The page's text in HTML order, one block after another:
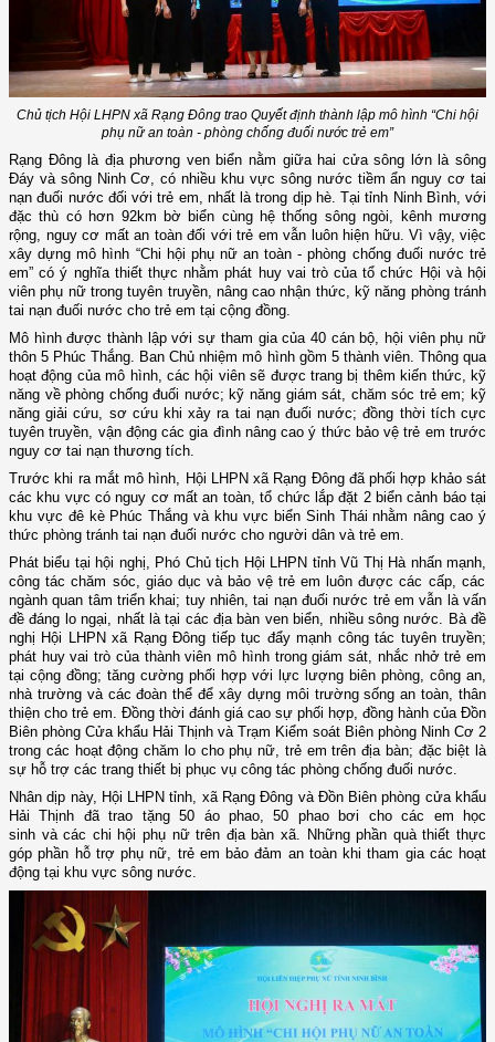
Chủ tịch Hội LHPN xã Rạng Đông trao Quyết định thành lập mô hình “Chi hội
phụ nữ an toàn - phòng chống đuối nước trẻ em”
Rạng Đông là địa phương ven biển nằm giữa hai cửa sông lớn là sông
Đáy và sông Ninh Cơ, có nhiều khu vực sông nước tiềm ẩn nguy cơ tai
nạn đuối nước đối với trẻ em, nhất là trong dịp hè. Tại tỉnh Ninh Bình, với
đặc thù có hơn 92km bờ biển cùng hệ thống sông ngòi, kênh mương
rộng, nguy cơ mất an toàn đối với trẻ em vẫn luôn hiện hữu. Vì vậy, việc
xây dựng mô hình “Chi hội phụ nữ an toàn - phòng chống đuối nước trẻ
em” có ý nghĩa thiết thực nhằm phát huy vai trò của tổ chức Hội và hội
viên phụ nữ trong tuyên truyền, nâng cao nhận thức, kỹ năng phòng tránh
tai nạn đuối nước cho trẻ em tại cộng đồng.
Mô hình được thành lập với sự tham gia của 40 cán bộ, hội viên phụ nữ
thôn 5 Phúc Thắng. Ban Chủ nhiệm mô hình gồm 5 thành viên. Thông qua
hoạt động của mô hình, các hội viên sẽ được trang bị thêm kiến thức, kỹ
năng về phòng chống đuối nước; kỹ năng giám sát, chăm sóc trẻ em; kỹ
năng giải cứu, sơ cứu khi xảy ra tai nạn đuối nước; đồng thời tích cực
tuyên truyền, vận động các gia đình nâng cao ý thức bảo vệ trẻ em trước
nguy cơ tai nạn thương tích.
Trước khi ra mắt mô hình, Hội LHPN xã Rạng Đông đã phối hợp khảo sát
các khu vực có nguy cơ mất an toàn, tổ chức lắp đặt 2 biển cảnh báo tại
khu vực đê kè Phúc Thắng và khu vực biển Sinh Thái nhằm nâng cao ý
thức phòng tránh tai nạn đuối nước cho người dân và trẻ em.
Phát biểu tại hội nghị, Phó Chủ tịch Hội LHPN tỉnh Vũ Thị Hà nhấn mạnh,
công tác chăm sóc, giáo dục và bảo vệ trẻ em luôn được các cấp, các
ngành quan tâm triển khai; tuy nhiên, tai nạn đuối nước trẻ em vẫn là vấn
đề đáng lo ngại, nhất là tại các địa bàn ven biển, nhiều sông nước. Bàđề
nghị Hội LHPN xã Rạng Đông tiếp tục đẩy mạnh công tác tuyên truyền;
phát huy vai trò của thành viên mô hình trong giám sát, nhắc nhở trẻ em
tại cộng đồng; tăng cường phối hợp với lực lượng biên phòng, công an,
nhà trường và các đoàn thể để xây dựng môi trường sống an toàn, thân
thiện cho trẻ em. Đồng thời đánh giá cao sự phối hợp, đồng hành của Đồn
Biên phòng Cửa khẩu Hải Thịnh và Trạm Kiểm soát Biên phòng Ninh Cơ 2
trong các hoạt động chăm lo cho phụ nữ, trẻ em trên địa bàn; đặc biệt là
sự hỗ trợ các trang thiết bị phục vụ công tác phòng chống đuối nước.
Nhân dịp này, Hội LHPN tỉnh, xã Rạng Đông và Đồn Biên phòng cửa khẩu
Hải Thịnh đã trao tặng 50 áo phao, 50 phao bơi cho các em học
sinh và các chi hội phụ nữ trên địa bàn xã. Những phần quà thiết thực
góp phần hỗ trợ phụ nữ, trẻ em bảo đảm an toàn khi tham gia các hoạt
động tại khu vực sông nước.